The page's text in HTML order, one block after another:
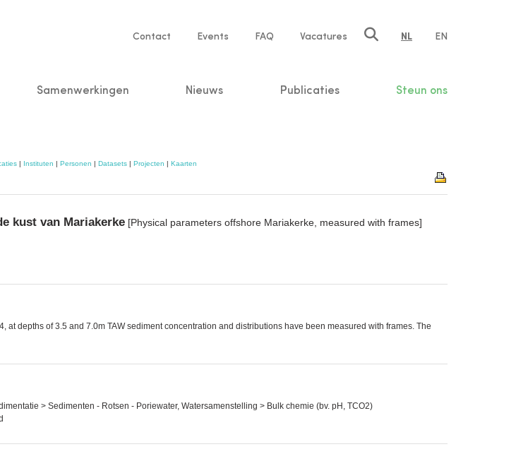
Service
Contact Events FAQ Vacatures NL EN
Samenwerkingen Nieuws Publicaties Steun ons
| Instituten | Personen | Datasets| Projecten | Kaarten
kust van Mariakerke [Physical parameters offshore Mariakerke, measured with frames]
depths of 3.5 and 7.0m TAW sediment concentration and distributions have been measured with frames. The
> Sedimenten - Rotsen - Poriewater, Watersamenstelling > Bulk chemie (bv. pH, TCO2)